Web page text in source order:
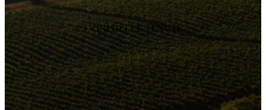
I VINI DELLE TENUTE